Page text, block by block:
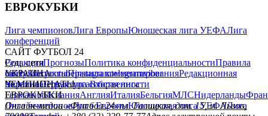
ЕВРОКУБКИ
Лига чемпионовЛига ЕвропыЮношеская лига УЕФАЛига
конференций
САЙТ ФУТБОЛ 24
РедакцияПрогнозыПолитика конфиденциальностиПравила
сайтуКонтактыПравила комментированияРедакционная
политикаСтруктура собственности
Соц. сети
facebookxyoutubeinstagramtelegramviber
УКРАИНА
УкраинаПервая лигаВторая лига
ЧЕМПИОНАТЫ
ГерманияИспанияАнглияИталияБельгияМЛСНидерланды
ЕВРОКУБКИ
Лига чемпионовЛига ЕвропыЮношеская лига УЕФАЛига
Онлайн-медиа «Футбол 24»пл. Галицкая, дом. 15, м. Львов,